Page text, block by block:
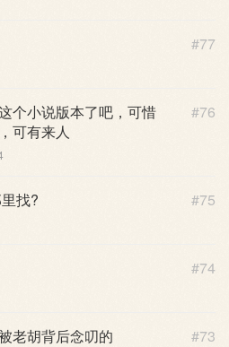
#77
#76
个小说版本了吧，可惜
可有来人
#75
找?
#74
#73
老胡背后念叨的